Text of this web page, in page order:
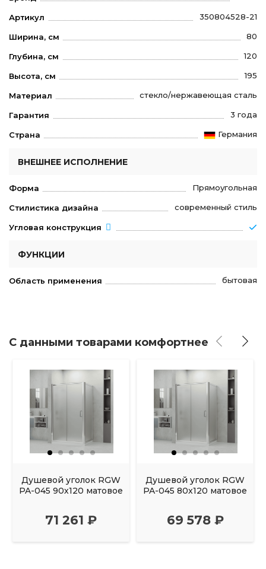
Артикул 350804528-21
Ширина, см 80
Глубина, см 120
Высота, см 195
Материал стекло/нержавеющая сталь
Гарантия 3 года
Страна Германия
ВНЕШНЕЕ ИСПОЛНЕНИЕ
Форма Прямоугольная
Стилистика дизайна современный стиль
Угловая конструкция
ФУНКЦИИ
Область применения бытовая
С данными товарами комфортнее
Душевой уголок RGW
PA-045 90х120 матовое
71 261 ₽
Душевой уголок RGW
PA-045 80х120 матовое
69 578 ₽